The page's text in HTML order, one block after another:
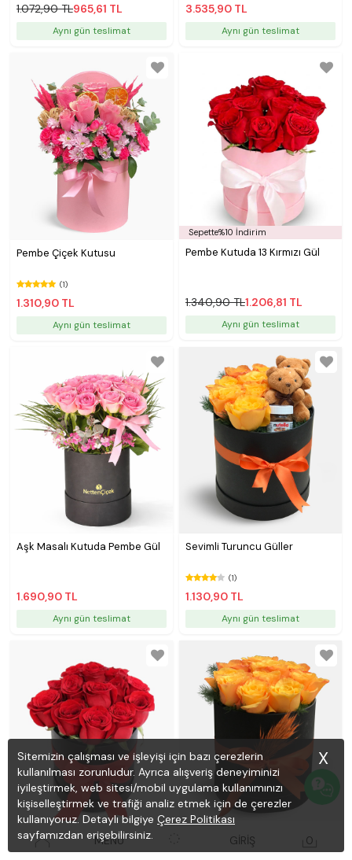
MENÜ GİRİŞ 0
1.072,90 TL965,61 TL
Aynı gün teslimat
3.535,90 TL
Aynı gün teslimat
Pembe Çiçek Kutusu
(1)
1.310,90 TL
Aynı gün teslimat
Sepette%10 İndirim
Pembe Kutuda 13 Kırmızı Gül
1.340,90 TL1.206,81 TL
Aynı gün teslimat
Aşk Masalı Kutuda Pembe Gül
1.690,90 TL
Aynı gün teslimat
Sevimli Turuncu Güller
(1)
1.130,90 TL
Aynı gün teslimat
Yuvarlak Kutuda 11 Kırmızı Gül Kutuda Turuncu Güller
Sitemizin çalışması ve işleyişi için bazı çerezlerin
kullanılması zorunludur. Ayrıca alışveriş deneyiminizi
iyileştirmek, web sitesi/mobil uygulama kullanımınızı
kişiselleştirmek ve trafiği analiz etmek için de çerezler
kullanıyoruz. Detaylı bilgiye Çerez Politikası
sayfamızdan erişebilirsiniz.
X